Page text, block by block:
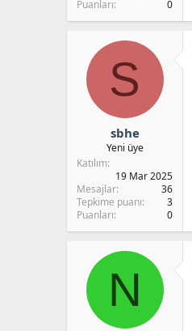
a
n
i
Puanları
0
S
sbhe
Yeni üye
Katılım
19 Mar 2025
Mesajlar
36
Tepkime puanı
3
Puanları
0
N